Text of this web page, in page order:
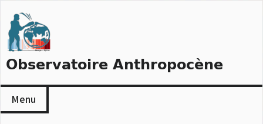
to
content
Observatoire Anthropocène
Menu